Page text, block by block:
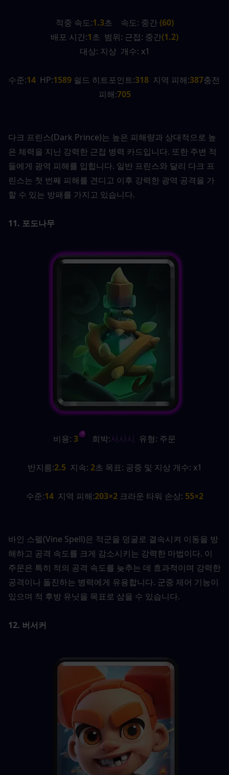
적중 속도:1.3초    속도: 중간 (60)
배포 시간:1초  범위: 근접: 중간(1.2)
대상: 지상  개수: x1
수준:14 HP:1589 쉴드 히트포인트:318 지역 피해:387충전
피해:705
다크 프린스(Dark Prince)는 높은 피해량과 상대적으로 높
은 체력을 지닌 강력한 근접 병력 카드입니다. 또한 주변 적
들에게 광역 피해를 입힙니다. 일반 프린스와 달리 다크 프
린스는 첫 번째 피해를 견디고 이후 강력한 광역 공격을 가
할 수 있는 방패를 가지고 있습니다.
11. 포도나무
비용: 3 희박:서사시 유형: 주문
반지름:2.5 지속: 2초 목표: 공중 및 지상 개수: x1
수준:14 지역 피해:203×2 크라운 타워 손상: 55×2
바인 스펠(Vine Spell)은 적군을 덩굴로 결속시켜 이동을 방
해하고 공격 속도를 크게 감소시키는 강력한 마법이다. 이
주문은 특히 적의 공격 속도를 늦추는 데 효과적이며 강력한
공격이나 돌진하는 병력에게 유용합니다. 군중 제어 기능이
있으며 적 후방 유닛을 목표로 삼을 수 있습니다.
12. 버서커